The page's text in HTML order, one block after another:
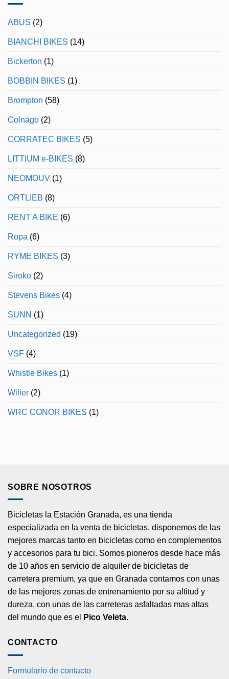
distribuidor
Wilier
Granada
ABUS (2)
BIANCHI BIKES (14)
Bickerton (1)
BOBBIN BIKES (1)
Brompton (58)
Colnago (2)
CORRATEC BIKES (5)
LITTIUM e-BIKES (8)
NEOMOUV (1)
ORTLIEB (8)
RENT A BIKE (6)
Ropa (6)
RYME BIKES (3)
Siroko (2)
Stevens Bikes (4)
SUNN (1)
Uncategorized (19)
VSF (4)
Whistle Bikes (1)
Wilier (2)
WRC CONOR BIKES (1)
SOBRE NOSOTROS
Bicicletas la Estación Granada, es una tienda
especializada en la venta de bicicletas, disponemos de las
mejores marcas tanto en bicicletas como en complementos
y accesorios para tu bici. Somos pioneros desde hace más
de 10 años en servicio de alquiler de bicicletas de
carretera premium, ya que en Granada contamos con unas
de las mejores zonas de entrenamiento por su altitud y
dureza, con unas de las carreteras asfaltadas mas altas
del mundo que es el
Pico Veleta.
CONTACTO
Formulario de contacto